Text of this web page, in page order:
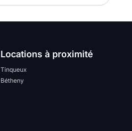
Locations à proximité
Tinqueux
Bétheny